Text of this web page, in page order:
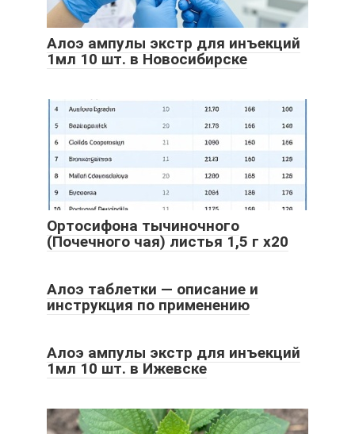
Алоэ ампулы экстр для инъекций
1мл 10 шт. в Новосибирске
Ортосифона тычиночного
(Почечного чая) листья 1,5 г x20
Алоэ таблетки — описание и
инструкция по применению
Алоэ ампулы экстр для инъекций
1мл 10 шт. в Ижевске